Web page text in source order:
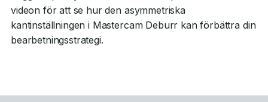
videon för att se hur den asymmetriska
kantinställningen i Mastercam Deburr kan förbättra din
bearbetningsstrategi.